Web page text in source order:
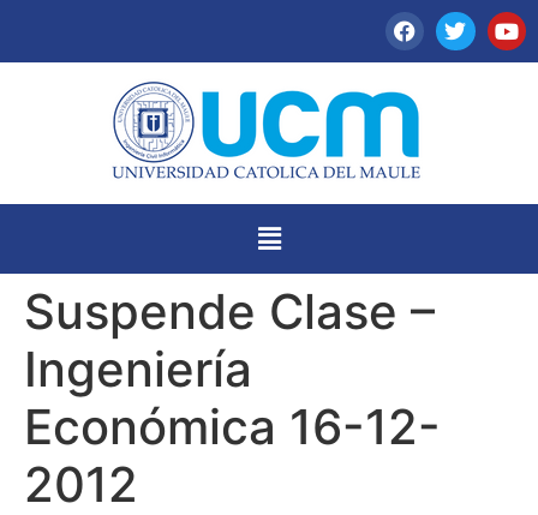
Suspende Clase –
Ingeniería
Económica 16-12-
2012